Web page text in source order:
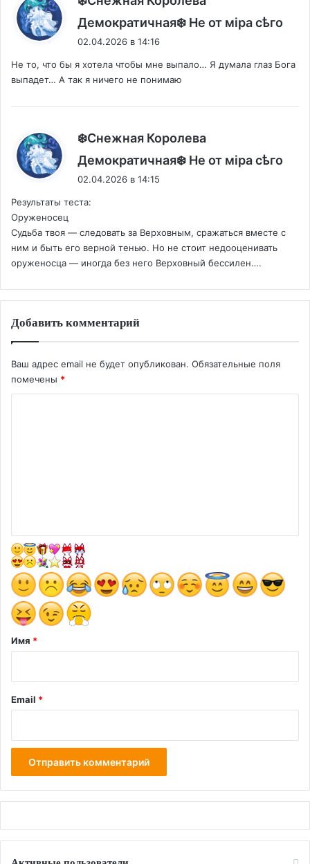
Демократичная❄️ Не от мiра сѣго
02.04.2026 в 14:16
Не то, что бы я хотела чтобы мне выпало… Я думала глаз Бога
выпадет… А так я ничего не понимаю
❄️Снежная Королева
Демократичная❄️ Не от мiра сѣго
02.04.2026 в 14:15
Результаты теста:
Оруженосец
Судьба твоя — следовать за Верховным, сражаться вместе с
ним и быть его верной тенью. Но не стоит недооценивать
оруженосца — иногда без него Верховный бессилен….
Добавить комментарий
Ваш адрес email не будет опубликован. Обязательные поля
помечены *
а
р
и
й
Имя *
Email *